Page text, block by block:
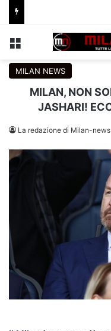
MILAN NEWS
MILAN, NON
JASHARI!
La redazione di Milan-news